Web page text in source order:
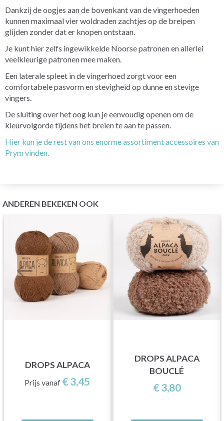
Dankzij de oogjes aan de bovenkant van de vingerhoeden
kunnen maximaal vier woldraden zachtjes op de breipen
glijden zonder dat er knopen ontstaan.
Je kunt hier zelfs ingewikkelde Noorse patronen en allerlei
veelkleurige patronen mee maken.
Een laterale spleet in de vingerhoed zorgt voor een
comfortabele pasvorm en stevigheid op dunne en stevige
vingers.
De sluiting over het oog kun je eenvoudig openen om de
kleurvolgorde tijdens het breien te aan te passen.
Hier kun je de rest van ons enorme assortiment accessoires van
Prym vinden.
ANDEREN BEKEKEN OOK
DROPS ALPACA
Prijs vanaf € 3,45
DROPS ALPACA
BOUCLÉ
€ 3,80